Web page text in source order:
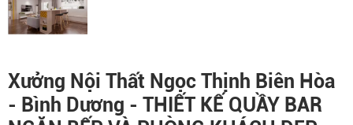
Xưởng Nội Thất Ngọc Thịnh Biên Hòa
- Bình Dương - THIẾT KẾ QUẦY BAR